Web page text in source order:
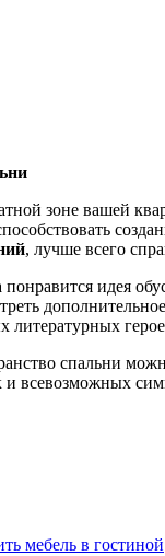
зоне вашей
, лучше всего
идея
спальни
всевозможных
мебель в гостиной